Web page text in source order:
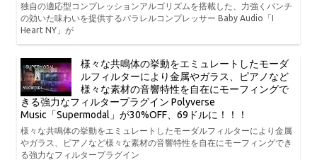
独自の適応型コンプレッションアルゴリズムを搭載した、力強くパンチ
の効いた味わいを提供するパラレルコンプレッサー Baby Audio「I
Heart NY」が
様々な共鳴体の挙動をエミュレートしたモーダ
ルフィルターにより金属やガラス、ピアノなど
様々な素材の音響特性を自在にモーフィングで
きる強力なフィルタープラグイン Polyverse
Music「Supermodal」が30%OFF、69ドルに！！！
様々な共鳴体の挙動をエミュレートしたモーダルフィルターにより金属
やガラス、ピアノなど様々な素材の音響特性を自在にモーフィングでき
る強力なフィルタープラグイン